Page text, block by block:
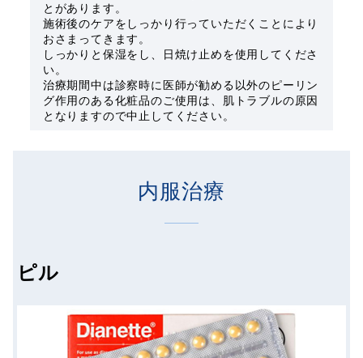
とがあります。
施術後のケアをしっかり行っていただくことにより
おさまってきます。
しっかりと保湿をし、日焼け止めを使用してくださ
い。
治療期間中は診察時に医師が勧める以外のピーリン
グ作用のある化粧品のご使用は、肌トラブルの原因
となりますので中止してください。
内服治療
ピル